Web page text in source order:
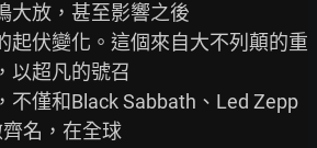
大放，甚至影響之後
起伏變化。這個來自大不列顛的重
以超凡的號召
不僅和Black Sabbath、Led Zepp
名，在全球